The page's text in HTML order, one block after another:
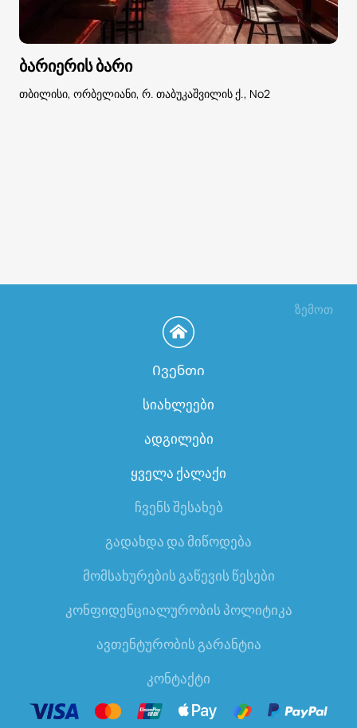
ბარიერის ბარი
თბილისი, ორბელიანი, რ. თაბუკაშვილის ქ., No2
ზემოთ
Ივენთი
სიახლეები
ადგილები
ყველა ქალაქი
ჩვენს შესახებ
გადახდა და მიწოდება
მომსახურების გაწევის წესები
კონფიდენციალურობის პოლიტიკა
ავთენტურობის გარანტია
კონტაქტი